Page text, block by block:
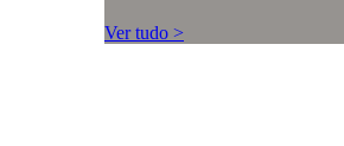
Ver tudo >